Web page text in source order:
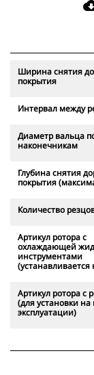
Ширина снятия
покрытия
Интервал между
Диаметр вальца
наконечникам
Глубина снятия
покрытия
Количество
Артикул ротора с
охлаждающей
инструментами
(устанавливается
Артикул ротора с
(для установки на
эксплуатации)